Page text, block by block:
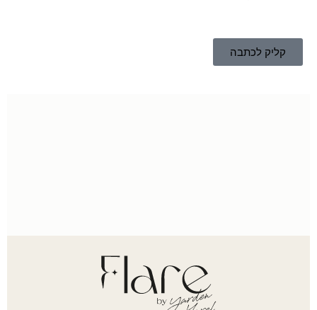
קליק לכתבה